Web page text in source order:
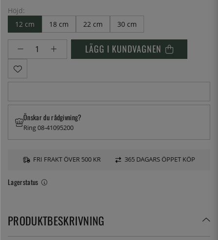
Höjd:
12 cm
18 cm 22 cm 30 cm
LÄGG I KUNDVAGNEN
Lagerstatus
Önskar du rådgivning?
Ring 08-41095200
FRI FRAKT ÖVER 500 KR 365 DAGARS ÖPPET KÖP
PRODUKTBESKRIVNING